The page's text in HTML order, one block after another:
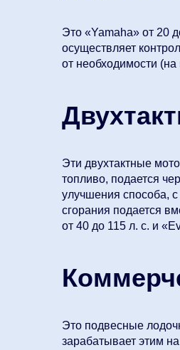
Это «Yamaha» от 20
осуществляет
от необходимости
Эти двухтактные
топливо, подается
улучшения способа,
сгорания подается
от 40 до 115 л. с. и
Это подвесные
зарабатывает этим